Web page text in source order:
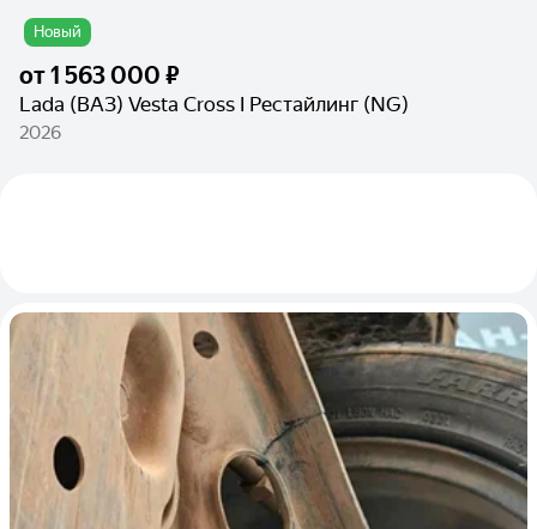
Новый
от1 563 000 ₽
Lada (ВАЗ) Vesta Cross I Рестайлинг (NG)
2026